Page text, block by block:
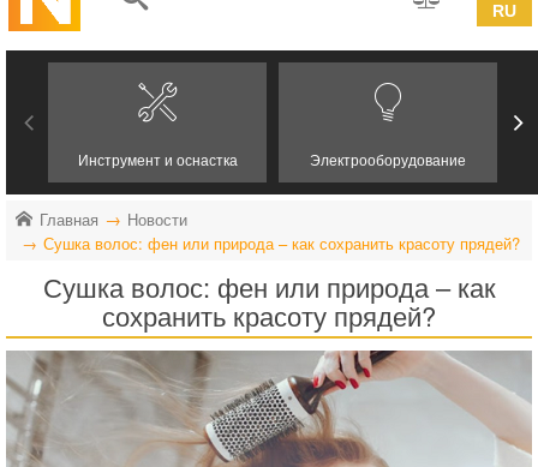
RU
Инструмент и оснастка Электрооборудование
Главная
Новости
Сушка волос: фен или природа – как сохранить красоту прядей?
Сушка волос: фен или природа – как
сохранить красоту прядей?